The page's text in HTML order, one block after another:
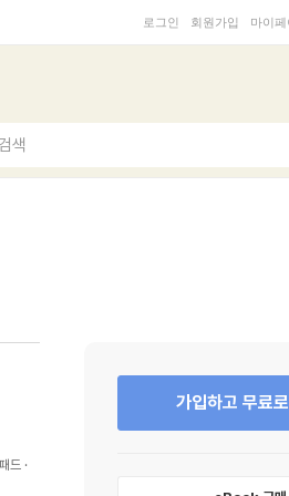
로그인 회원가입 마이페
색
드
가입하고 무료로